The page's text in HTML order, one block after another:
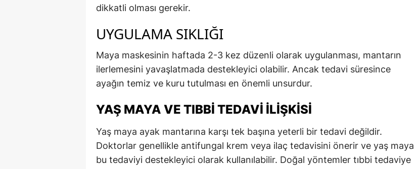
dikkatli olması gerekir.
UYGULAMA SIKLIĞI
Maya maskesinin haftada 2-3 kez düzenli olarak uygulanması, mantarın
ilerlemesini yavaşlatmada destekleyici olabilir. Ancak tedavi süresince
ayağın temiz ve kuru tutulması en önemli unsurdur.
YAŞ MAYA VE TIBBI TEDAVI İLIŞKISI
Yaş maya ayak mantarına karşı tek başına yeterli bir tedavi değildir.
Doktorlar genellikle antifungal krem veya ilaç tedavisini önerir ve yaş maya
bu tedaviyi destekleyici olarak kullanılabilir. Doğal yöntemler tıbbi tedaviye